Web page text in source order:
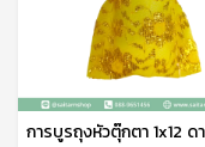
การบูรถุงหัวตุ๊กตา 1x12 ด